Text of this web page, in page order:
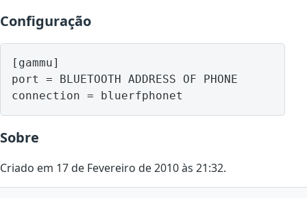
Configuração
[gammu]
port = BLUETOOTH ADDRESS OF PHONE
Sobre
Criado em 17 de Fevereiro de 2010 às 21:32.